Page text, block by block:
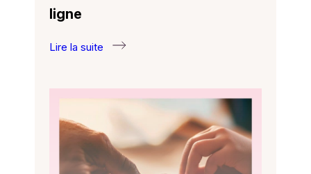
ligne
Lire la suite
famille